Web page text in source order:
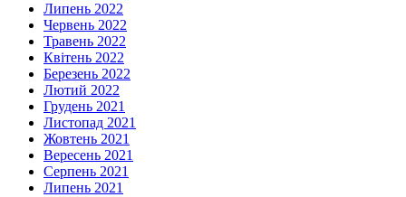
Липень 2022
Червень 2022
Травень 2022
Квітень 2022
Березень 2022
Лютий 2022
Грудень 2021
Листопад 2021
Жовтень 2021
Вересень 2021
Серпень 2021
Липень 2021